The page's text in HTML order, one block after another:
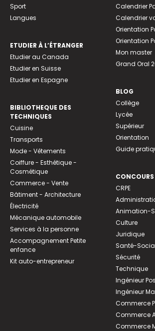
Sport
Langues
ETUDIER À L’ÉTRANGER
Etudier au Canada
Etudier en Suisse
Etudier en Espagne
BIBLIOTHEQUE DES
TECHNIQUES
Cuisine
Transports
Mode - Vêtements
Coiffure - Esthétique -
Cosmétique
Commerce - Vente
Bâtiment - Architecture
Électricité
Mécanique automobile
Services à la personne
Accompagnement Petite
enfance
Kit auto-entrepreneur
Calendrier
Calendrier
Orientation
Orientation
Mon master
Grand Oral
BLOG
Collège
Lycée
Supérieur
Orientation
Guide
CONCOURS
CRPE
Animation-
Culture
Juridique
Santé-
Sécurité
Technique
Ingénieur
Ingénieur
Commerce
Commerce
Commerce